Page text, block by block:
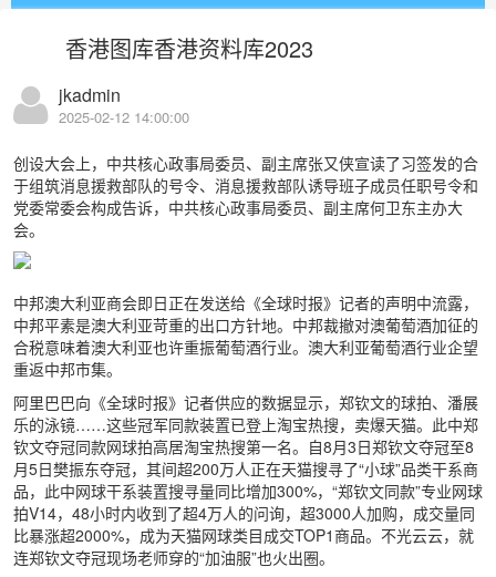
香港图库香港资料库2023
jkadmin
2025-02-12 14:00:00
创设大会上，中共核心政事局委员、副主席张又侠宣读了习签发的合
于组筑消息援救部队的号令、消息援救部队诱导班子成员任职号令和
党委常委会构成告诉，中共核心政事局委员、副主席何卫东主办大
会。
中邦澳大利亚商会即日正在发送给《全球时报》记者的声明中流露，
中邦平素是澳大利亚苛重的出口方针地。中邦裁撤对澳葡萄酒加征的
合税意味着澳大利亚也许重振葡萄酒行业。澳大利亚葡萄酒行业企望
重返中邦市集。
阿里巴巴向《全球时报》记者供应的数据显示，郑钦文的球拍、潘展
乐的泳镜……这些冠军同款装置已登上淘宝热搜，卖爆天猫。此中郑
钦文夺冠同款网球拍高居淘宝热搜第一名。自8月3日郑钦文夺冠至8
月5日樊振东夺冠，其间超200万人正在天猫搜寻了“小球”品类干系商
品，此中网球干系装置搜寻量同比增加300%，“郑钦文同款”专业网球
拍V14，48小时内收到了超4万人的问询，超3000人加购，成交量同
比暴涨超2000%，成为天猫网球类目成交TOP1商品。不光云云，就
连郑钦文夺冠现场老师穿的“加油服”也火出圈。